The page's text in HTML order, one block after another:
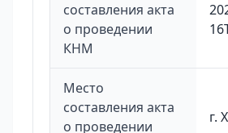
составления акта
о проведении
КНМ
Место
составления акта
о проведении
г.